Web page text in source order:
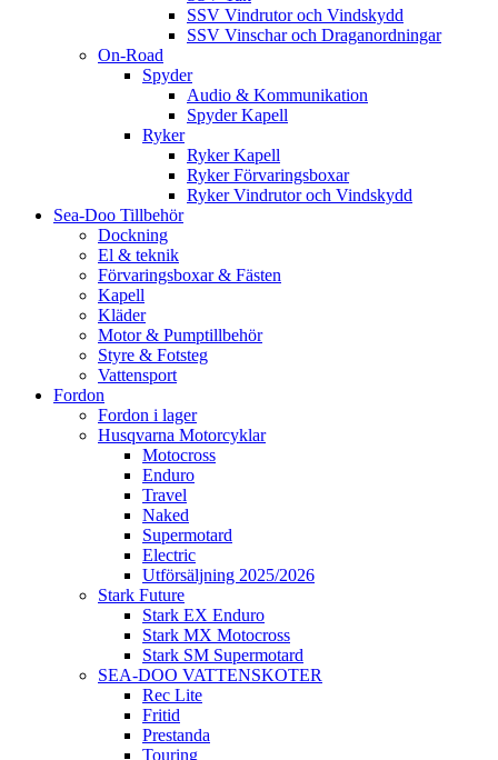
SSV Vindrutor och Vindskydd
SSV Vinschar och Draganordningar
On-Road
Spyder
Audio & Kommunikation
Spyder Kapell
Ryker
Ryker Kapell
Ryker Förvaringsboxar
Ryker Vindrutor och Vindskydd
Sea-Doo Tillbehör
Dockning
El & teknik
Förvaringsboxar & Fästen
Kapell
Kläder
Motor & Pumptillbehör
Styre & Fotsteg
Vattensport
Fordon
Fordon i lager
Husqvarna Motorcyklar
Motocross
Enduro
Travel
Naked
Supermotard
Electric
Utförsäljning 2025/2026
Stark Future
Stark EX Enduro
Stark MX Motocross
Stark SM Supermotard
SEA-DOO VATTENSKOTER
Rec Lite
Fritid
Prestanda
Touring